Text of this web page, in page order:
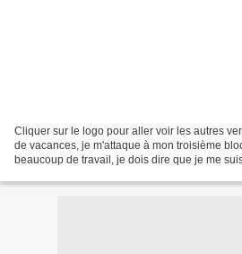
Cliquer sur le logo pour aller voir les autres
de vacances, je m'attaque à mon troisième
beaucoup de travail, je dois dire que je me